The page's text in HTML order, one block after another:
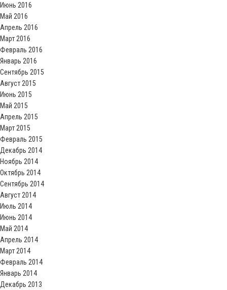
Июнь 2016
Май 2016
Апрель 2016
Март 2016
Февраль 2016
Январь 2016
Сентябрь 2015
Август 2015
Июнь 2015
Май 2015
Апрель 2015
Март 2015
Февраль 2015
Декабрь 2014
Ноябрь 2014
Октябрь 2014
Сентябрь 2014
Август 2014
Июль 2014
Июнь 2014
Май 2014
Апрель 2014
Март 2014
Февраль 2014
Январь 2014
Декабрь 2013